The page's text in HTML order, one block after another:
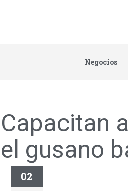
Negocios
Capacitan
el gusano
02